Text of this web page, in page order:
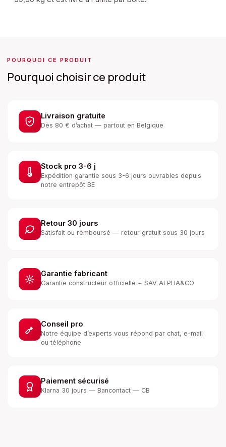
POURQUOI CE PRODUIT
Pourquoi choisir ce produit
Livraison gratuite
Dès 80 € d’achat — partout en Belgique
Stock pro 3-6 j
Expédition garantie sous 3-6 jours ouvrables depuis
notre entrepôt BE
Retour 30 jours
Satisfait ou remboursé — retour gratuit sous 30 jours
Garantie fabricant
Garantie constructeur officielle + SAV ALPHA&CO
Conseil pro
Notre équipe d’experts vous répond par chat, e-mail
ou téléphone
Paiement sécurisé
Klarna 30 jours — Bancontact — CB